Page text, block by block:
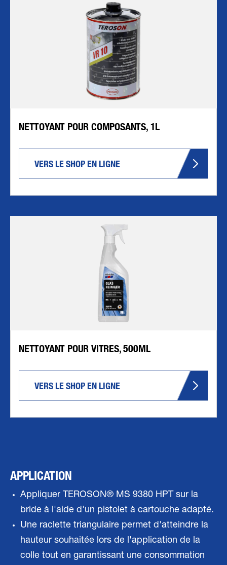
NETTOYANT POUR COMPOSANTS, 1L
VERS LE SHOP EN LIGNE
NETTOYANT POUR VITRES, 500ML
VERS LE SHOP EN LIGNE
APPLICATION
Appliquer TEROSON® MS 9380 HPT sur la
bride à l'aide d'un pistolet à cartouche adapté.
Une raclette triangulaire permet d'atteindre la
hauteur souhaitée lors de l'application de la
colle tout en garantissant une consommation